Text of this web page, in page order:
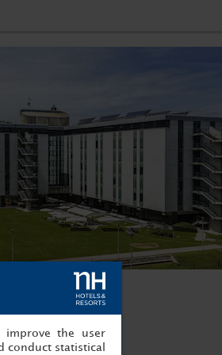
Centre
Milán the user
conduct statistical